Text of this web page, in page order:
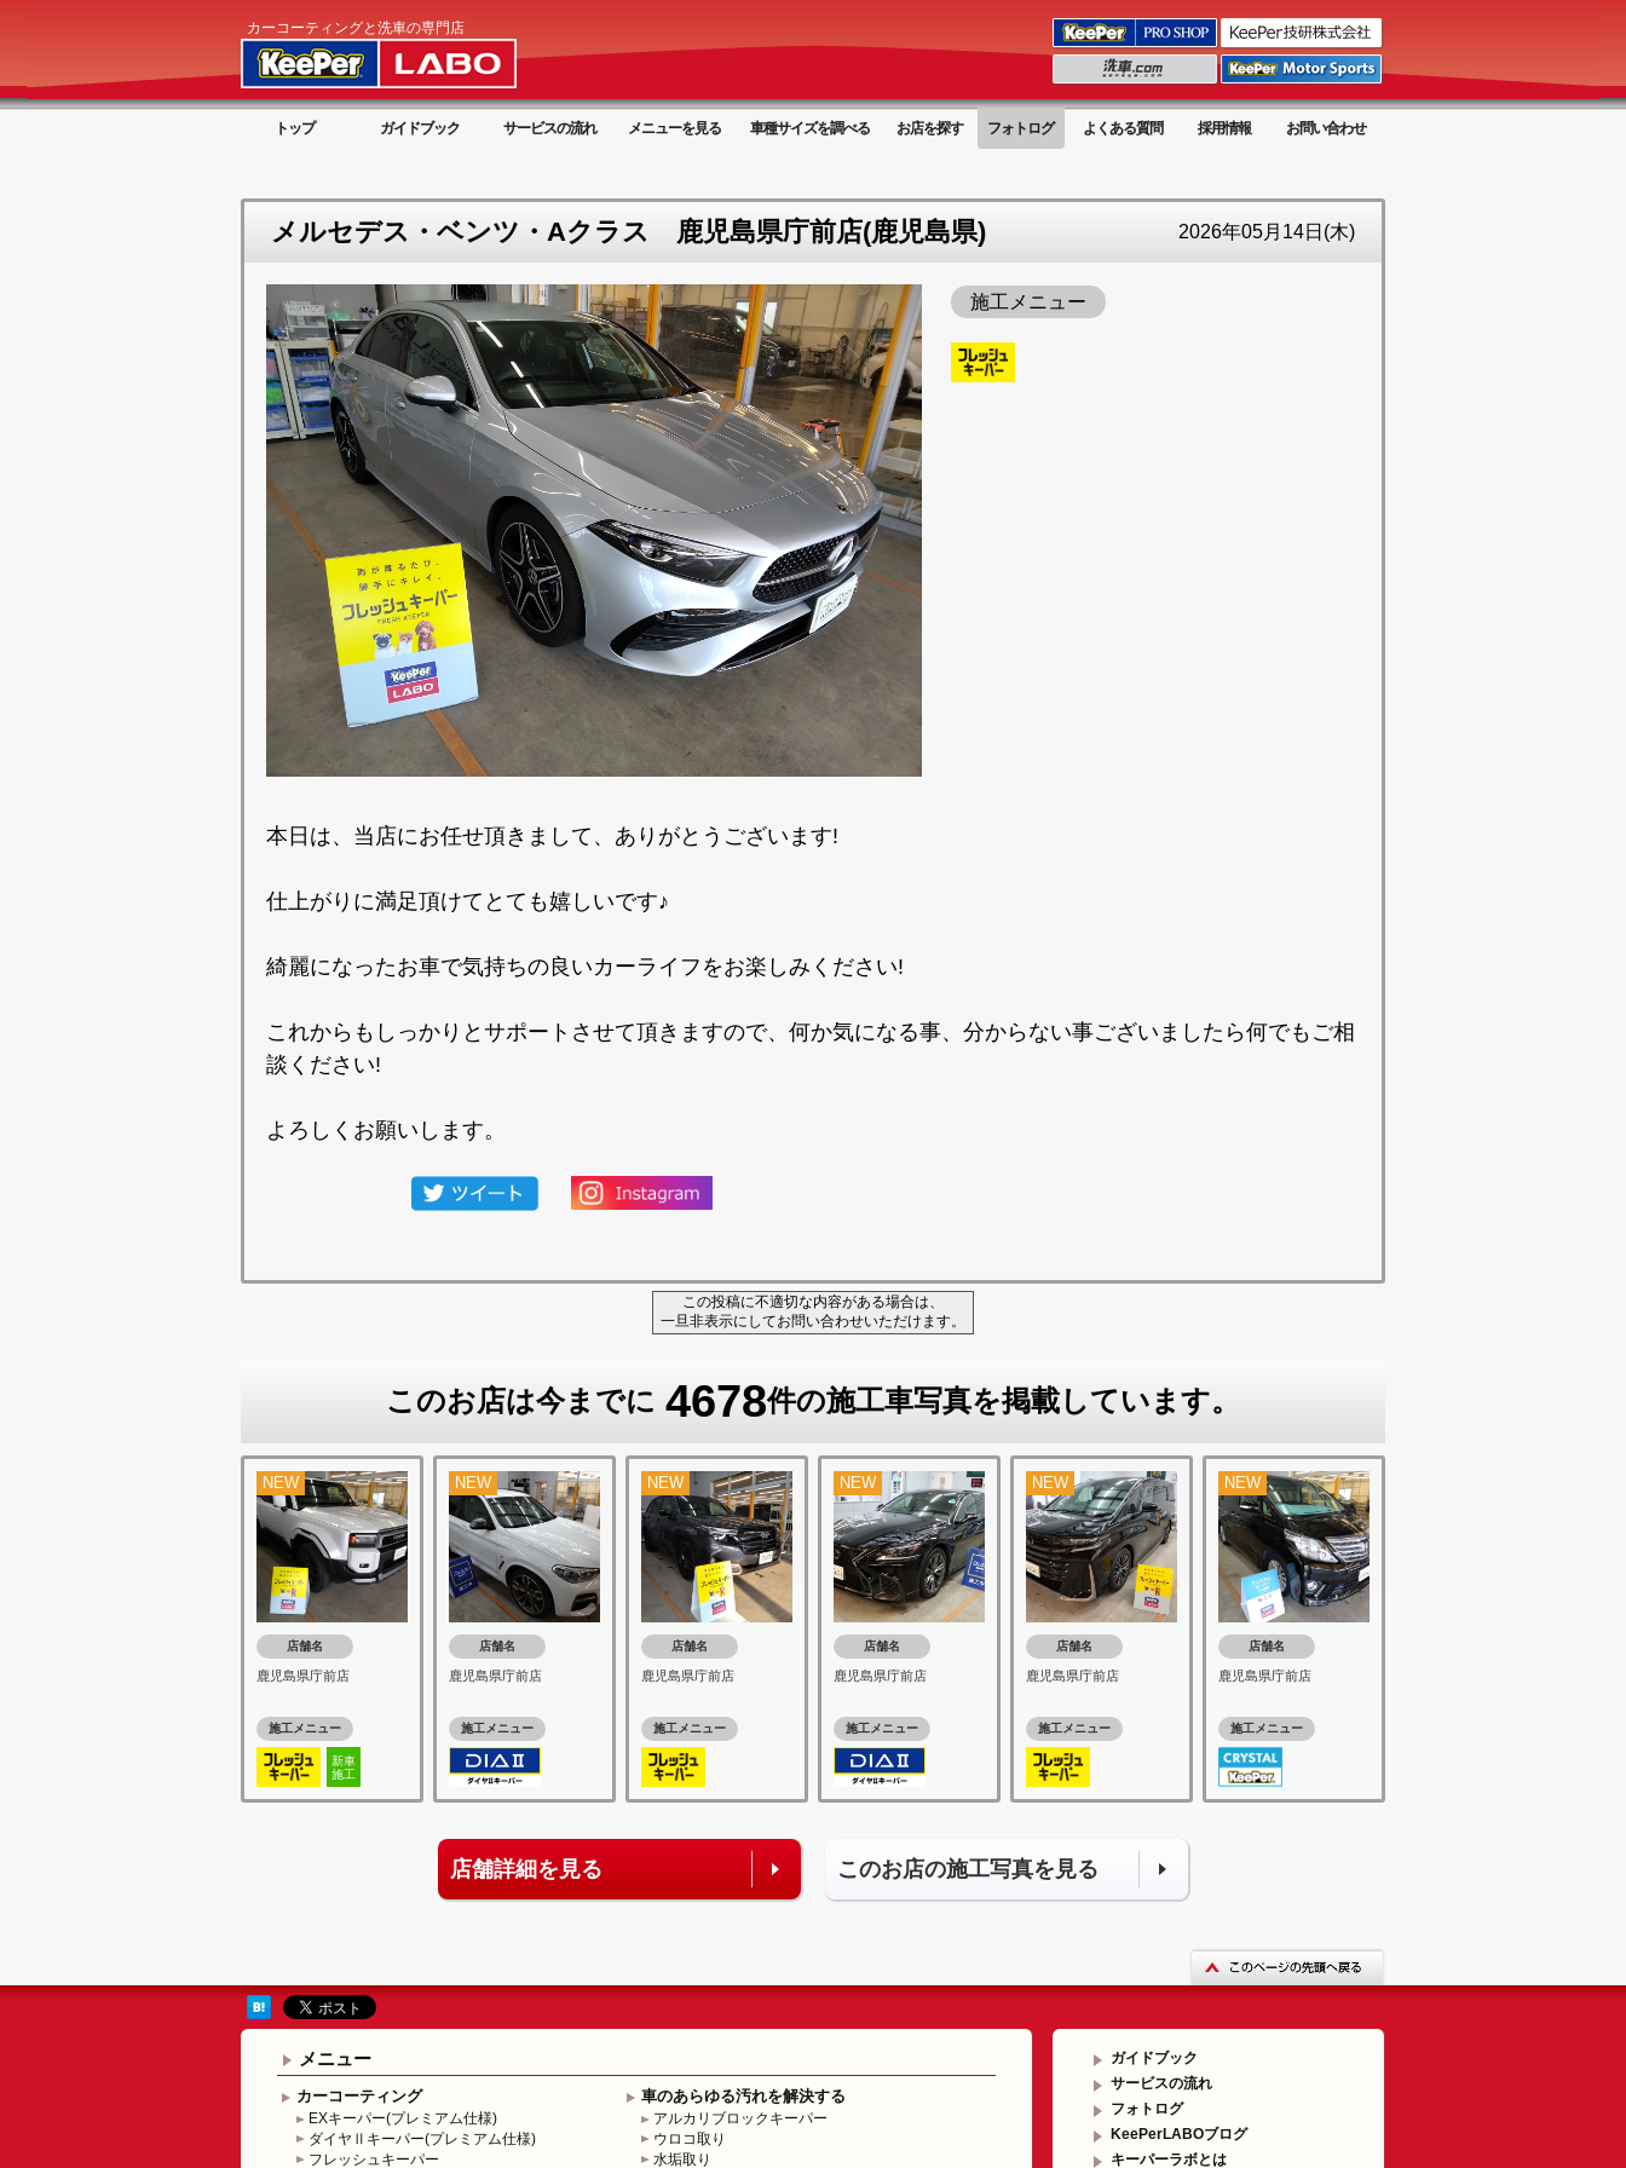
カーコーティングと洗車の専門店
トップ ガイドブック サービスの流れ メニューを見る 車種サイズを調べる お店を探す フォトログ よくある質問 採用情報 お問い合わせ
メルセデス・ベンツ・Aクラス 鹿児島県庁前店(鹿児島県) 2026年05月14日(木)
施工メニュー
本日は、当店にお任せ頂きまして、ありがとうございます!
仕上がりに満足頂けてとても嬉しいです♪
綺麗になったお車で気持ちの良いカーライフをお楽しみください!
これからもしっかりとサポートさせて頂きますので、何か気になる事、分からない事ございましたら何でもご相
談ください!
よろしくお願いします。
この投稿に不適切な内容がある場合は、
一旦非表示にしてお問い合わせいただけます。
このお店は今までに 4678件の施工車写真を掲載しています。
NEW
店舗名
鹿児島県庁前店
施工メニュー
新車
施工
NEW
店舗名
鹿児島県庁前店
施工メニュー
NEW
店舗名
鹿児島県庁前店
施工メニュー
NEW
店舗名
鹿児島県庁前店
施工メニュー
NEW
店舗名
鹿児島県庁前店
施工メニュー
NEW
店舗名
鹿児島県庁前店
施工メニュー
店舗詳細を見る このお店の施工写真を見る
メニュー
カーコーティング
EXキーパー(プレミアム仕様)
ダイヤⅡキーパー(プレミアム仕様)
フレッシュキーパー
車のあらゆる汚れを解決する
アルカリブロックキーパー
ウロコ取り
水垢取り
ガイドブック
サービスの流れ
フォトログ
KeePerLABOブログ
キーパーラボとは